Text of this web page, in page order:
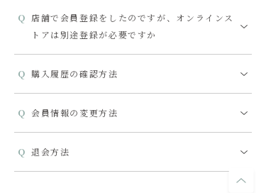
店舗で会員登録をしたのですが、オンラインス
トアは別途登録が必要ですか
購入履歴の確認方法
会員情報の変更方法
退会方法